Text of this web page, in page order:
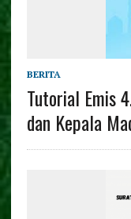
BERITA
Tutorial Emis
dan Kepala